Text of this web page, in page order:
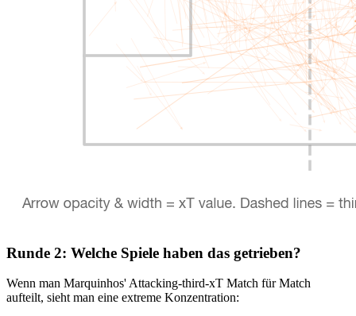
Runde 2: Welche Spiele haben das getrieben?
Wenn man Marquinhos' Attacking-third-xT Match für Match
aufteilt, sieht man eine extreme Konzentration: